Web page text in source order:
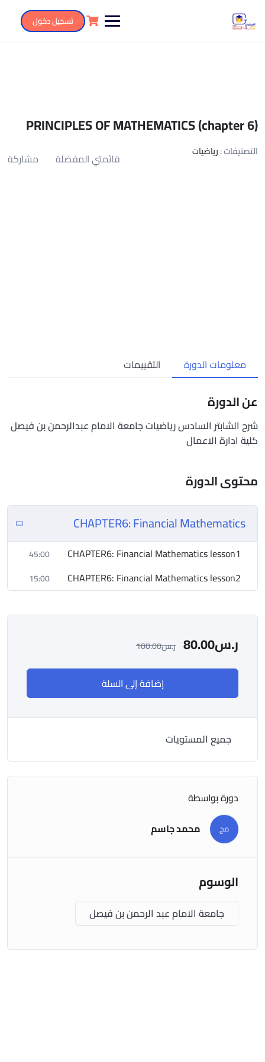
تسجيل دخول
PRINCIPLES OF MATHEMATICS (chapter 6)
التصنيفات :رياضيات قائمتي المفضلة مشاركة
معلومات الدورة التقييمات
عن الدورة
شرح الشابتر السادس رياضيات جامعة الامام عبدالرحمن بن فيصل
كلية ادارة الاعمال
محتوى الدورة
CHAPTER6: Financial Mathematics
CHAPTER6: Financial Mathematics lesson1
45:00
CHAPTER6: Financial Mathematics lesson2
15:00
ر.س80.00 ر.س100.00
إضافة إلى السلة
جميع المستويات
دورة بواسطة
مج محمد جاسم
الوسوم
جامعة الامام عبد الرحمن بن فيصل